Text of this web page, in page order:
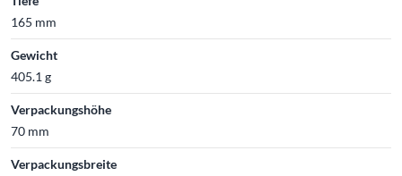
165 mm
Gewicht
405.1 g
Verpackungshöhe
70 mm
Verpackungsbreite